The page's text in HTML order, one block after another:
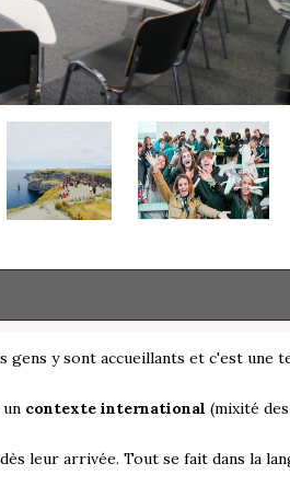
gens y sont accueillants et c'est une
contexte international (mixité
leur arrivée. Tout se fait dans la